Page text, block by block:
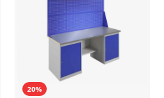
20%